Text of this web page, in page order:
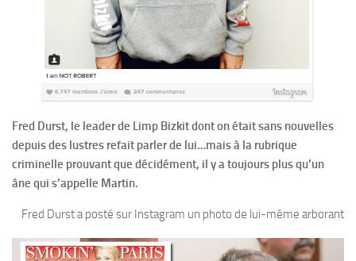
Fred Durst, le leader de Limp Bizkit dont on était sans nouvelles
depuis des lustres refait parler de lui…mais à la rubrique
criminelle prouvant que décidément, il y a toujours plus qu’un
âne qui s’appelle Martin.
Fred Durst a posté sur Instagram un photo de lui-même arborant